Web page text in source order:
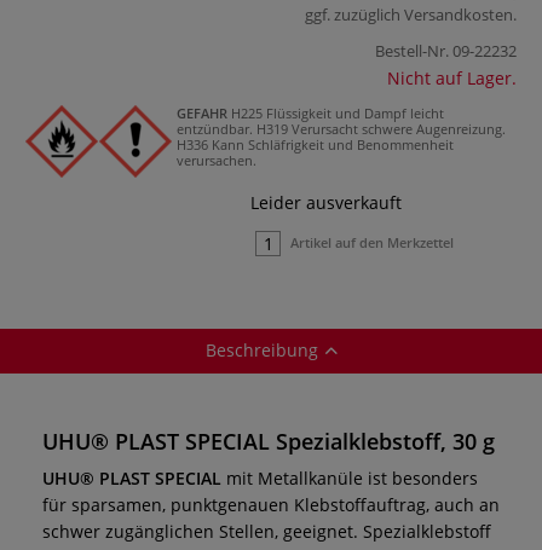
ggf. zuzüglich Versandkosten.
Bestell-Nr.09-22232
Nicht auf Lager.
GEFAHR H225 Flüssigkeit und Dampf leicht
entzündbar. H319 Verursacht schwere Augenreizung.
H336 Kann Schläfrigkeit und Benommenheit
verursachen.
Leider ausverkauft
Artikel auf den Merkzettel
Beschreibung
UHU® PLAST SPECIAL Spezialklebstoff, 30 g
UHU® PLAST SPECIAL mit Metallkanüle ist besonders
für sparsamen, punktgenauen Klebstoffauftrag, auch an
schwer zugänglichen Stellen, geeignet. Spezialklebstoff